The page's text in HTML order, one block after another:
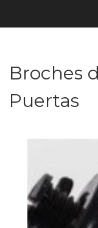
Broches
Puertas